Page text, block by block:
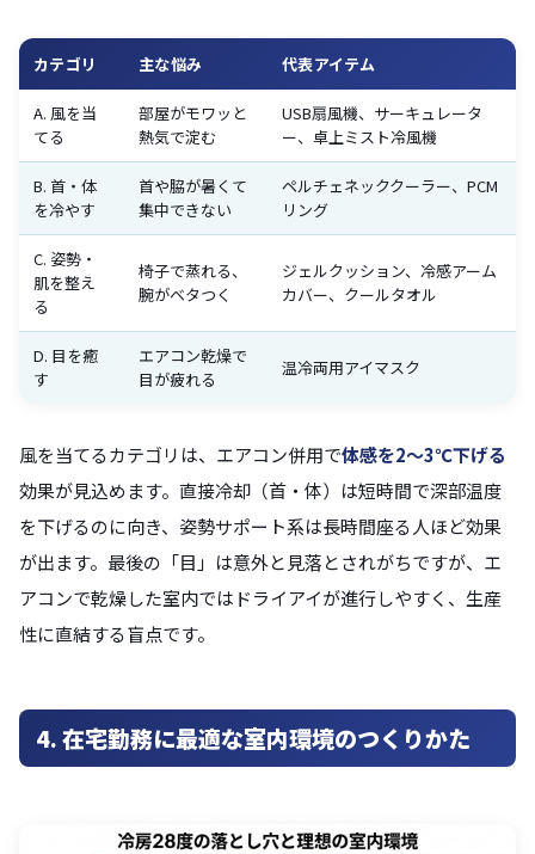
カテゴリ 主な悩み 代表アイテム
A. 風を当
てる
部屋がモワッと
熱気で淀む
USB扇風機、サーキュレータ
ー、卓上ミスト冷風機
B. 首・体
を冷やす
首や脇が暑くて
集中できない
ペルチェネッククーラー、PCM
リング
C. 姿勢・
肌を整え
る
椅子で蒸れる、
腕がベタつく
ジェルクッション、冷感アーム
カバー、クールタオル
D. 目を癒
す
エアコン乾燥で
目が疲れる
温冷両用アイマスク
風を当てるカテゴリは、エアコン併用で体感を2〜3℃下げる
効果が見込めます。直接冷却（首・体）は短時間で深部温度
を下げるのに向き、姿勢サポート系は長時間座る人ほど効果
が出ます。最後の「目」は意外と見落とされがちですが、エ
アコンで乾燥した室内ではドライアイが進行しやすく、生産
性に直結する盲点です。
4. 在宅勤務に最適な室内環境のつくりかた